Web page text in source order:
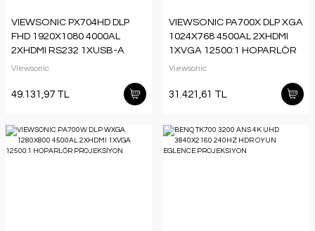
VIEWSONIC PX704HD DLP
FHD 1920X1080 4000AL
2XHDMI RS232 1XUSB-A
22000:1 HOPARLÖR
Viewsonic
49.131,97 TL
VIEWSONIC PA700X DLP XGA
1024X768 4500AL 2XHDMI
1XVGA 12500:1 HOPARLÖR
PROJEKSİYON
Viewsonic
31.421,61 TL